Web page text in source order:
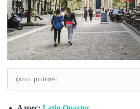
фото: pinterest